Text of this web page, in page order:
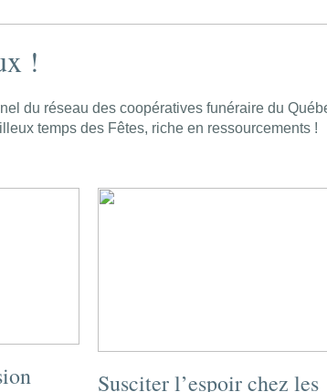
!
du réseau des coopératives funéraire du
temps des Fêtes, riche en ressourcements !
Susciter l’espoir chez les